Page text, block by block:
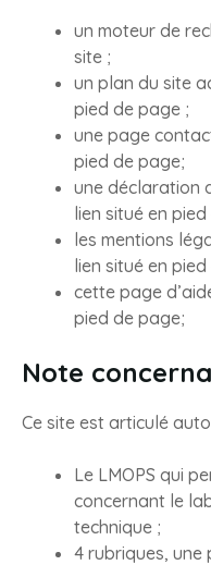
un moteur de
site ;
un plan du site
pied de page ;
une page
pied de page;
une déclaration
lien situé en
les mentions
lien situé en
cette page
pied de page;
Note
Ce site est articulé
Le LMOPS qui
concernant le
technique ;
4 rubriques, une